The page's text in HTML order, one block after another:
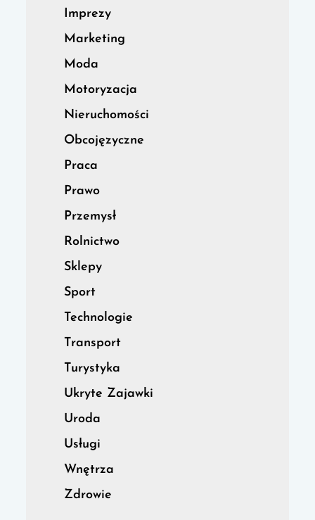
Imprezy
Marketing
Moda
Motoryzacja
Nieruchomości
Obcojęzyczne
Praca
Prawo
Przemysł
Rolnictwo
Sklepy
Sport
Technologie
Transport
Turystyka
Ukryte Zajawki
Uroda
Usługi
Wnętrza
Zdrowie